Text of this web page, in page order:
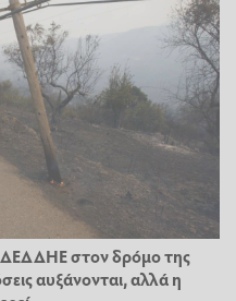
ΔΕΔΔΗΕ στον δρόμο της
αυξάνονται, αλλά η